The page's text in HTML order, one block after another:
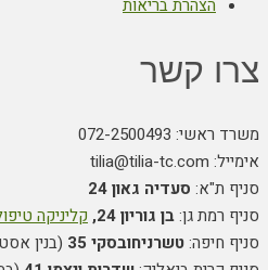
הצהרת בריאות
צרו קשר
משרד ראשי: 072-2500493
אימייל: tilia@tilia-tc.com
סניף ת"א: סעדיה גאון 24
סניף רמת גן:בן גוריון 24, קליניקה
סניף חיפה:טשרניחובסקי 35
(בנין